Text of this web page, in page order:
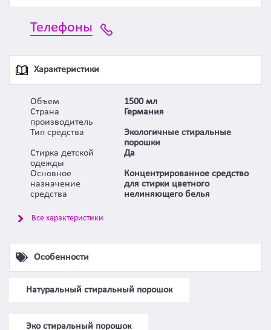
Телефоны
Характеристики
Объем
1500 мл
Страна
производитель
Германия
Тип средства
Экологичные стиральные
порошки
Стирка детской
одежды
Да
Основное
назначение
средства
Концентрированное средство
для стирки цветного
нелиняющего белья
Все характеристики
Особенности
Натуральный стиральный порошок
Эко стиральный порошок